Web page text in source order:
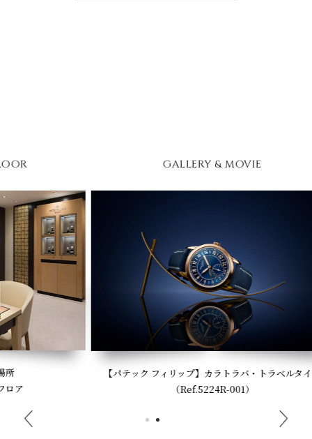
GALLERY & MOVIE
【パテック フィリップ】カラトラバ・トラベルタイム
（Ref.5224R-001）